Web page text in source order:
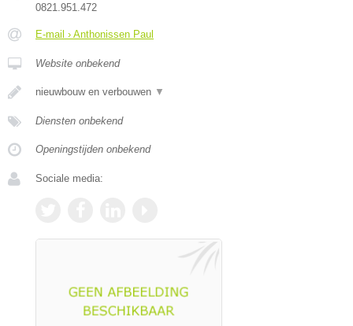
0821.951.472
E-mail › Anthonissen Paul
Website onbekend
nieuwbouw en verbouwen ▼
Diensten onbekend
Openingstijden onbekend
Sociale media: